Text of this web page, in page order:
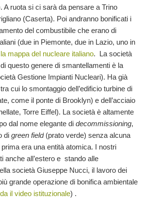
A ruota si ci sarà da pensare a Trino
(Caserta). Poi andranno bonificati i
del combustibile che erano di
(due in Piemonte, due in Lazio, uno in
mappa del nucleare italiano. La società
questo genere di smantellamenti è la
Gestione Impianti Nucleari). Ha già
cui lo smontaggio dell’edificio turbine di
come il ponte di Brooklyn) e dell’acciaio
Torre Eiffel). La società è altamente
dal nome elegante di decommissioning,
di green field (prato verde) senza alcuna
era una entità atomica. I nostri
anche all’estero e stando alle
società Giuseppe Nucci, il lavoro dei
grande operazione di bonifica ambientale
il video istituzionale) .